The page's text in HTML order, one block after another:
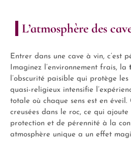
L’atmosphère des
Entrer dans une cave à vin, c’est
Imaginez l’environnement frais, la
l’obscurité paisible qui protège
quasi-religieux intensifie
totale où chaque sens est en éveil.
creusées dans le roc, ce qui ajoute
protection et de pérennité à la
atmosphère unique a un effet